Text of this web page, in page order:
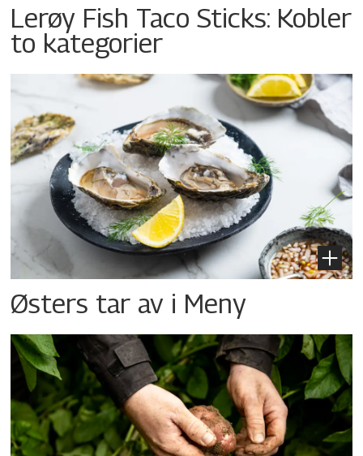
Lerøy Fish Taco Sticks: Kobler
to kategorier
Østers tar av i Meny